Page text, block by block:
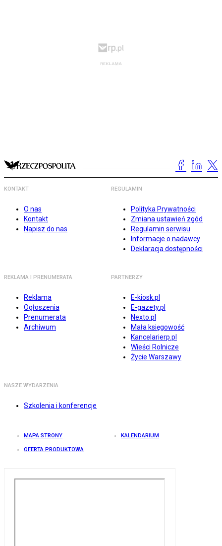
KONTAKT
O nas
Kontakt
Napisz do nas
REGULAMIN
Polityka Prywatności
Zmiana ustawień zgód
Regulamin serwisu
Informacje o nadawcy
Deklaracja dostępności
REKLAMA I PRENUMERATA
Reklama
Ogłoszenia
Prenumerata
Archiwum
PARTNERZY
E-kiosk.pl
E-gazety.pl
Nexto.pl
Mała księgowość
Kancelarierp.pl
Wieści Rolnicze
Życie Warszawy
NASZE WYDARZENIA
Szkolenia i konferencje
MAPA STRONY KALENDARIUM
OFERTA PRODUKTOWA